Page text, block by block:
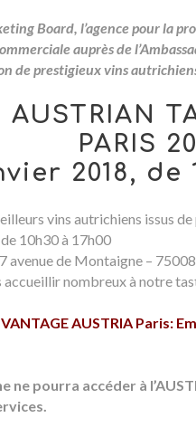
Board, l’agence pour la
auprès de
de prestigieux vins
AUSTRIAN
PARIS
2018, de
vins autrichiens issus
10h30 à 17h00
avenue de Montaigne –
accueillir nombreux à notre
AUSTRIA Paris:
pourra accéder à